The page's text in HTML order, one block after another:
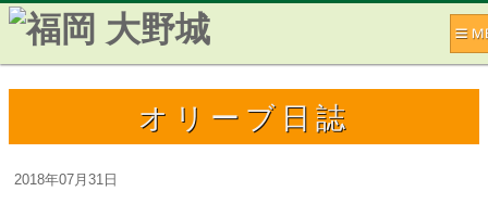
オリーブ日誌
2018年07月31日